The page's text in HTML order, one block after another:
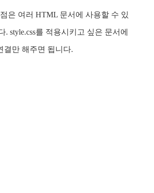
은 여러 HTML 문서에 사용할 수 있
. style.css를 적용시키고 싶은 문서에
결만 해주면 됩니다.